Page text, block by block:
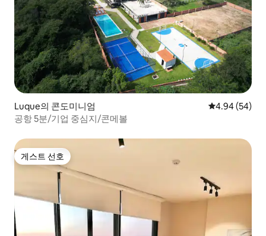
Luque의 콘도미니엄 평점 4.94점(5
4.94 (54)
공항 5분/기업 중심지/콘메볼
게스트 선호
게스트 선호